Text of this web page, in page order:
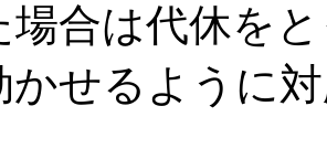
場合は代休を
かせるように